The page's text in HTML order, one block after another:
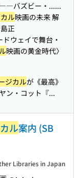
バズビー・......
ル映画の未来 解
正
ウェイで舞台・
映画の黄金時代〉
ジカルが《最高》
ン・コット『...
ル案内 (SB
Libraries in Japan